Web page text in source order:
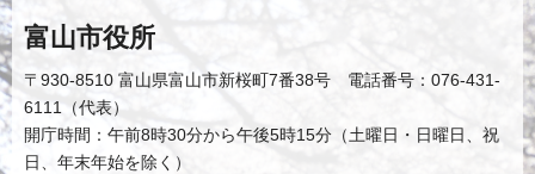
富山市役所
〒930-8510 富山県富山市新桜町7番38号 電話番号：076-431-
6111（代表）
開庁時間：午前8時30分から午後5時15分（土曜日・日曜日、祝
日、年末年始を除く）